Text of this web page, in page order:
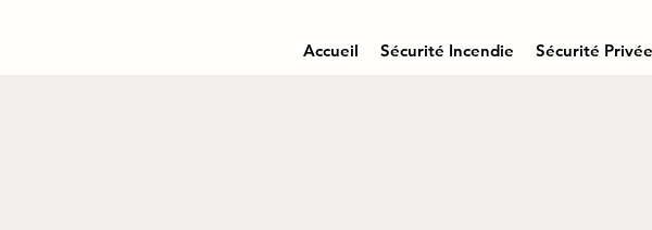
Accueil Sécurité Incendie Sécurité Privée